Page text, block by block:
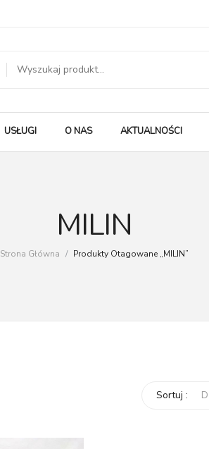
USŁUGI O NAS AKTUALNOŚCI
MILIN
Strona Główna / Produkty Otagowane „MILIN”
Sortuj :